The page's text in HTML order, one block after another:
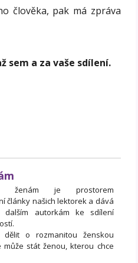
člověka, pak má zpráva
sem a za vaše sdílení.
ženám je prostorem
články našich lektorek a dává
dalším autorkám ke sdílení
o rozmanitou ženskou
stát ženou, kterou chce